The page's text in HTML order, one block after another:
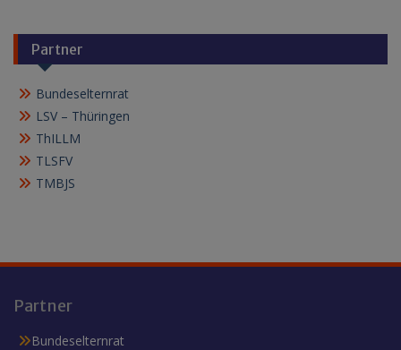
Partner
Bundeselternrat
LSV – Thüringen
ThILLM
TLSFV
TMBJS
Partner
Bundeselternrat